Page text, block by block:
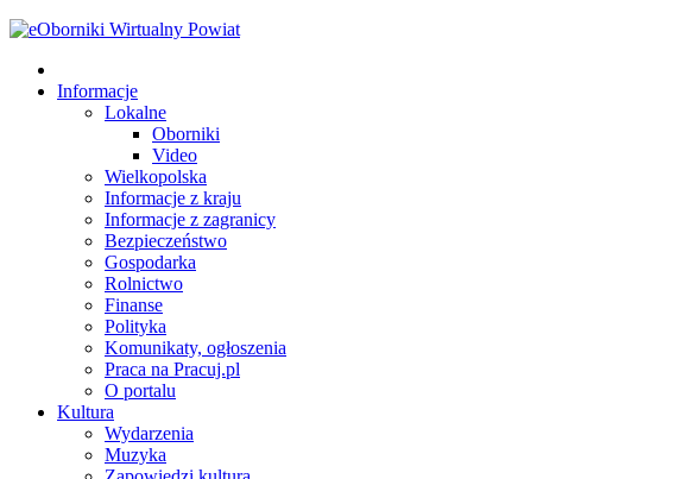
Informacje
Lokalne
Oborniki
Video
Wielkopolska
Informacje z kraju
Informacje z zagranicy
Bezpieczeństwo
Gospodarka
Rolnictwo
Finanse
Polityka
Komunikaty, ogłoszenia
Praca na Pracuj.pl
O portalu
Kultura
Wydarzenia
Muzyka